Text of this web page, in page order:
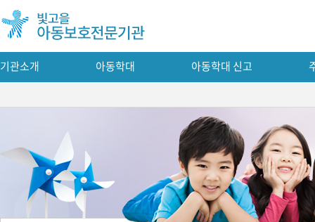
기관소개 아동학대 아동학대 신고